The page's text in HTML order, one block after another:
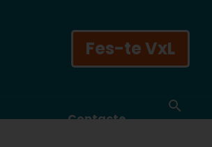
Fes-te VxL
Contacte